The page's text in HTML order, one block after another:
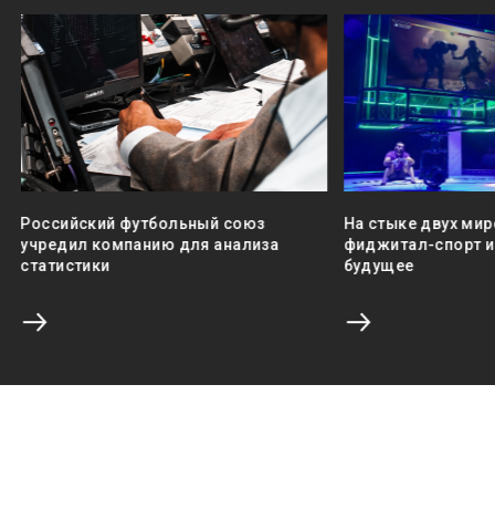
Российский футбольный союз
учредил компанию для анализа
статистики
На стыке двух
фиджитал-спорт
будущее